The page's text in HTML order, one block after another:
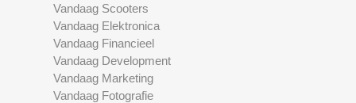
Vandaag Scooters
Vandaag Elektronica
Vandaag Financieel
Vandaag Development
Vandaag Marketing
Vandaag Fotografie